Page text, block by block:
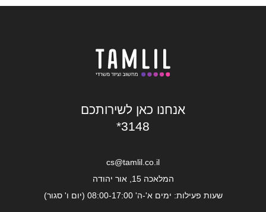
אנחנו כאן לשירותכם
*3148
cs@tamlil.co.il
המלאכה 15, אור יהודה
שעות פעילות: ימים א'-ה' 08:00-17:00 (יום ו' סגור)